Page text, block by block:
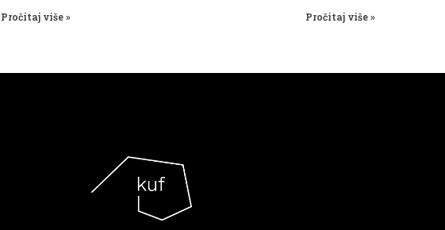
Pročitaj više » Pročitaj više »